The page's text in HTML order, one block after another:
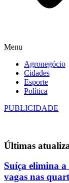
Menu
Agronegócio
Cidades
Esporte
Política
PUBLICIDADE
Últimas
Suíça elimina a
vagas nas